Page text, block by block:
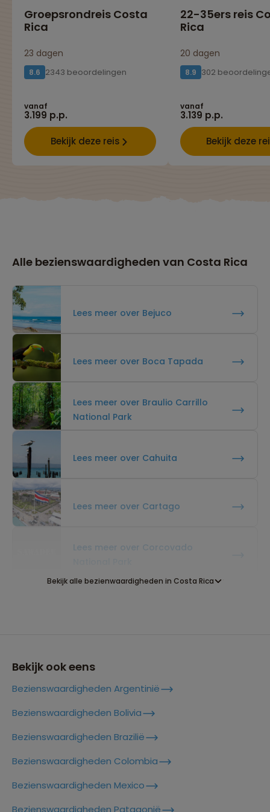
Groepsrondreis Costa
Rica
23 dagen
8.6 2343 beoordelingen
vanaf
3.199 p.p.
Bekijk deze reis
22-35ers reis
Rica
20 dagen
8.9 302
vanaf
3.139 p.p.
Bekijk deze
Alle bezienswaardigheden van Costa Rica
Lees meer over Bejuco
Lees meer over Boca Tapada
Lees meer over Braulio Carrillo
National Park
Lees meer over Cahuita
Lees meer over Cartago
Lees meer over Corcovado
Lees meer over Jaguar Rescue
Center
Lees meer over La Fortuna & de
Arenal vulkaan
Bekijk alle bezienwaardigheden in Costa Rica
Bekijk ook eens
Bezienswaardigheden Argentinië
Bezienswaardigheden Bolivia
Bezienswaardigheden Brazilië
Bezienswaardigheden Colombia
Bezienswaardigheden Mexico
Bezienswaardigheden Patagonië